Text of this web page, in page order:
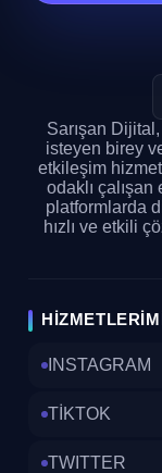
Sarışan
isteyen birey
etkileşim
odaklı
platformlarda
hızlı ve etkili
INSTAGRAM
TİKTOK
TWITTER